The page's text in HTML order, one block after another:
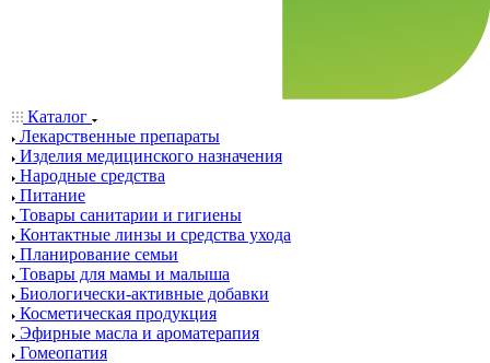
Каталог
Лекарственные препараты
Изделия медицинского назначения
Народные средства
Питание
Товары санитарии и гигиены
Контактные линзы и средства ухода
Планирование семьи
Товары для мамы и малыша
Биологически-активные добавки
Косметическая продукция
Эфирные масла и ароматерапия
Гомеопатия